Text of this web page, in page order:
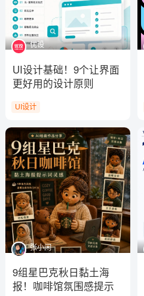
UI设计基础！9个让界面
更好用的设计原则
优设
UI设计
9组星巴克秋日黏土海
报！咖啡馆氛围感提示
张小闲